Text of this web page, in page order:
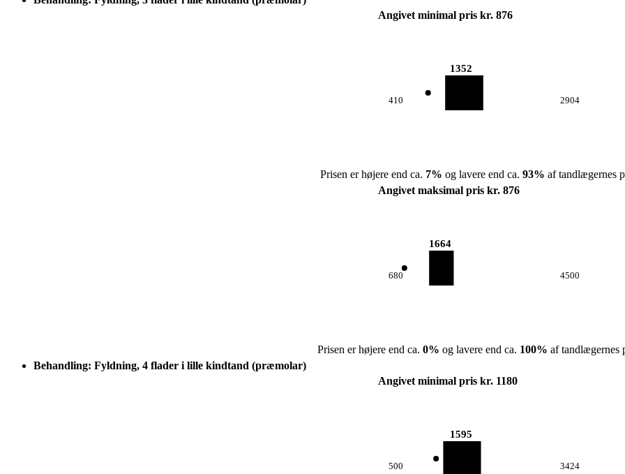
Angivet minimal pris kr. 876
410
1352
2904
Prisen er højere end ca. 7% og lavere end ca. 93% af tandlægernes
Angivet maksimal pris kr. 876
680
1664
4500
Prisen er højere end ca. 0% og lavere end ca. 100% af tandlægernes
Behandling: Fyldning, 4 flader i lille kindtand (præmolar)
Angivet minimal pris kr. 1180
500
1595
3424